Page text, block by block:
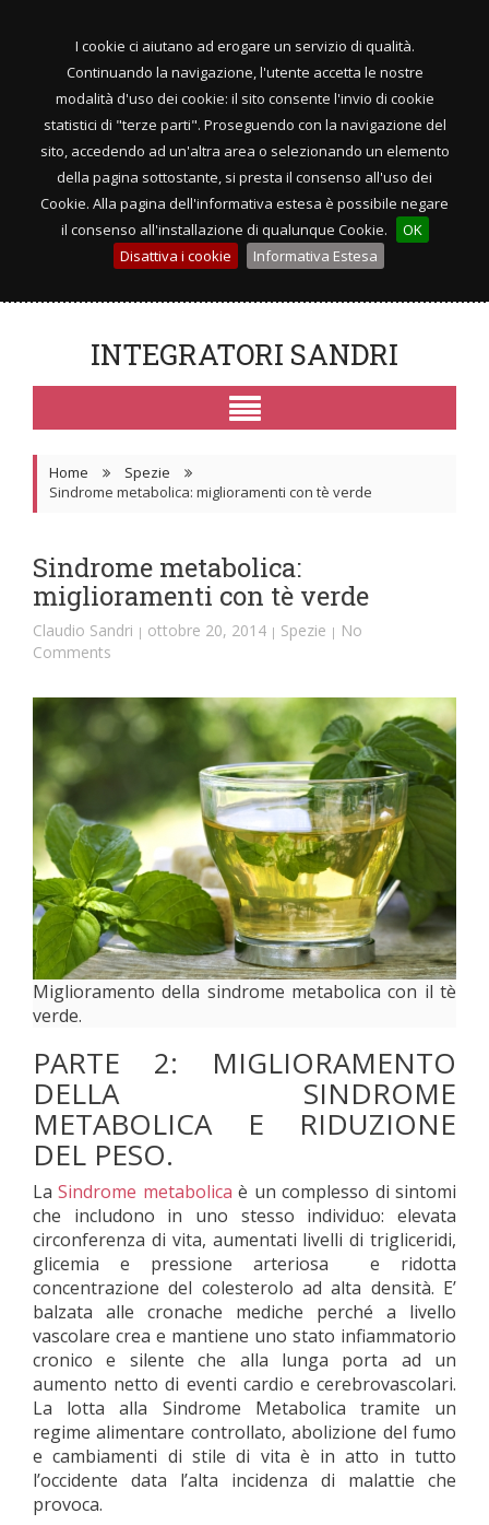
I cookie ci aiutano ad erogare un servizio di qualità.
Continuando la navigazione, l'utente accetta le nostre
modalità d'uso dei cookie: il sito consente l'invio di cookie
statistici di "terze parti". Proseguendo con la navigazione del
sito, accedendo ad un'altra area o selezionando un elemento
della pagina sottostante, si presta il consenso all'uso dei
Cookie. Alla pagina dell'informativa estesa è possibile negare
il consenso all'installazione di qualunque Cookie.
OK
Disattiva i cookie
Informativa Estesa
INTEGRATORI SANDRI
Home
Spezie
Sindrome metabolica: miglioramenti con tè verde
Sindrome metabolica:
miglioramenti con tè verde
Claudio Sandri | ottobre 20, 2014 | Spezie | No
Comments
Miglioramento della sindrome metabolica con il tè
verde.
PARTE 2: MIGLIORAMENTO
DELLA SINDROME
METABOLICA E RIDUZIONE
DEL PESO.
La Sindrome metabolica è un complesso di sintomi
che includono in uno stesso individuo: elevata
circonferenza di vita, aumentati livelli di trigliceridi,
glicemia e pressione arteriosa e ridotta
concentrazione del colesterolo ad alta densità. E’
balzata alle cronache mediche perché a livello
vascolare crea e mantiene uno stato infiammatorio
cronico e silente che alla lunga porta ad un
aumento netto di eventi cardio e cerebrovascolari.
La lotta alla Sindrome Metabolica tramite un
regime alimentare controllato, abolizione del fumo
e cambiamenti di stile di vita è in atto in tutto
l’occidente data l’alta incidenza di malattie che
provoca.